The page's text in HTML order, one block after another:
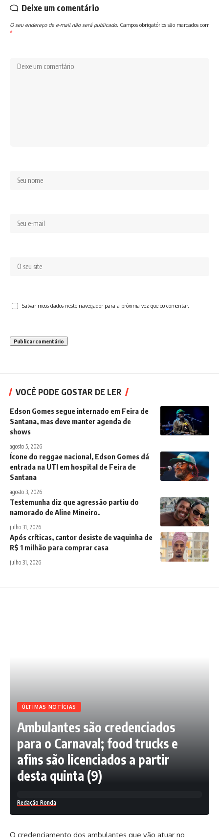
Deixe um comentário
O seu endereço de e-mail não será publicado. Campos obrigatórios são marcados com
*
Salvar meus dados neste navegador para a próxima vez que eu comentar.
VOCÊ PODE GOSTAR DE LER
Edson Gomes segue internado em Feira de
Santana, mas deve manter agenda de
shows
agosto 5, 2026
Ícone do reggae nacional, Edson Gomes dá
entrada na UTI em hospital de Feira de
Santana
agosto 3, 2026
Testemunha diz que agressão partiu do
namorado de Aline Mineiro.
julho 31, 2026
Após críticas, cantor desiste de vaquinha de
R$ 1 milhão para comprar casa
julho 31, 2026
ÚLTIMAS NOTÍCIAS
Ambulantes são credenciados
para o Carnaval; food trucks e
afins são licenciados a partir
desta quinta (9)
Redação Ronda
O credenciamento dos ambulantes que vão atuar no